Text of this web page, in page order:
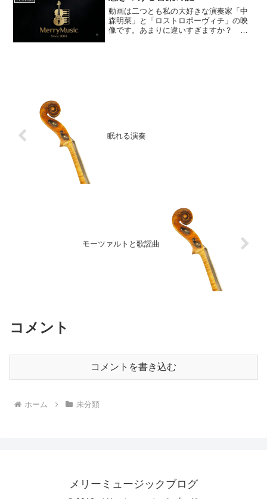
動画は二つとも私の大好きな演奏家「中
森明菜」と「ロストロポーヴィチ」の映
像です。あまりに違いすぎますか？ 好
眠れる演奏
モーツァルトと歌謡曲
コメント
コメントを書き込む
ホーム 未分類
メリーミュージックブログ